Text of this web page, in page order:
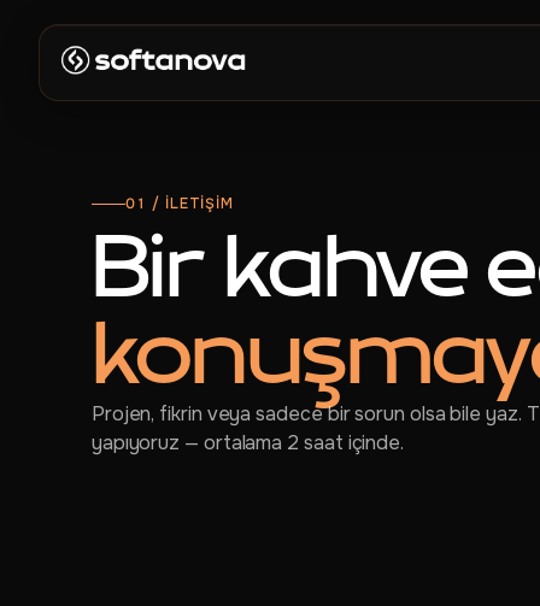
ANASAYFA
HIZMETLER
MAĞAZA
01 / İLETİŞİM
Bir kahve
Projen, fikrin veya sadece bir sorun olsa bile yaz.
yapıyoruz — ortalama 2 saat içinde.